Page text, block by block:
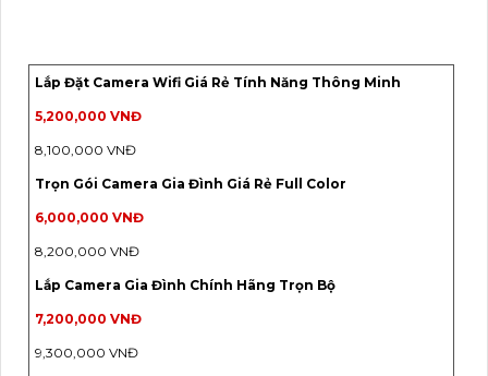
Lắp Đặt Camera Wifi Giá Rẻ Tính Năng Thông Minh
5,200,000 VNĐ
8,100,000 VNĐ
Trọn Gói Camera Gia Đình Giá Rẻ Full Color
6,000,000 VNĐ
8,200,000 VNĐ
Lắp Camera Gia Đình Chính Hãng Trọn Bộ
7,200,000 VNĐ
9,300,000 VNĐ